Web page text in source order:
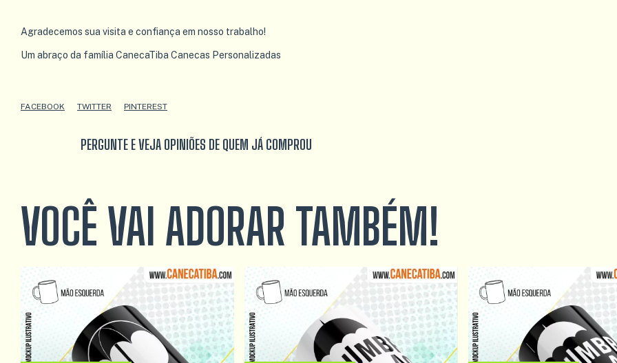
Agradecemos sua visita e confiança em nosso trabalho!
Um abraço da família CanecaTiba Canecas Personalizadas
FACEBOOK TWITTER PINTEREST
PERGUNTE E VEJA OPINIÕES DE QUEM JÁ COMPROU
VOCÊ VAI ADORAR TAMBÉM!